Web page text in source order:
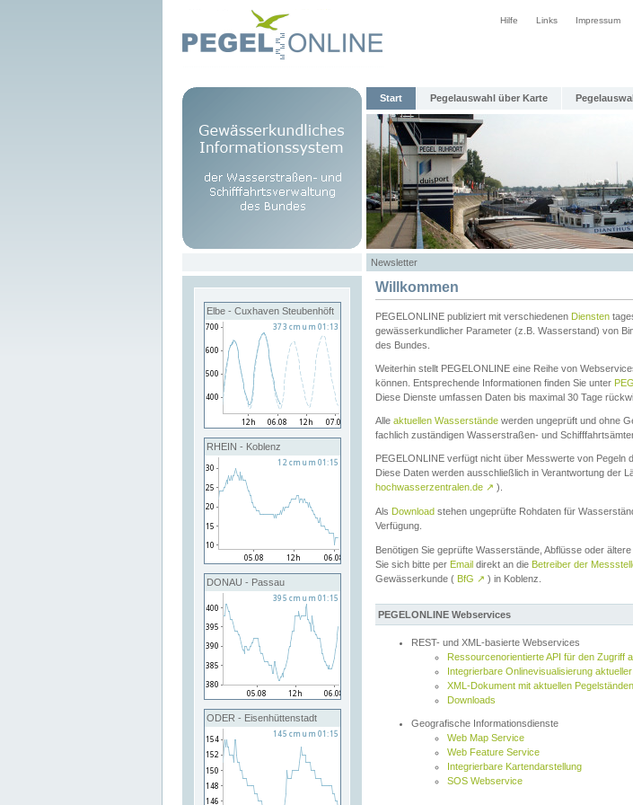
Hilfe Links Impressum
Start Pegelauswahl über Karte
Newsletter
Elbe - Cuxhaven Steubenhöft
RHEIN - Koblenz
DONAU - Passau
ODER - Eisenhüttenstadt
Willkommen
PEGELONLINE publiziert mit verschiedenen Diensten
gewässerkundlicher Parameter (z.B. Wasserstand) von
des Bundes.
Weiterhin stellt PEGELONLINE eine Reihe von
können. Entsprechende Informationen finden Sie unter
Diese Dienste umfassen Daten bis maximal 30 Tage
Alle aktuellen Wasserstände werden ungeprüft und ohne
fachlich zuständigen Wasserstraßen- und
PEGELONLINE verfügt nicht über Messwerte von Pegeln
Diese Daten werden ausschließlich in Verantwortung der
hochwasserzentralen.de ↗ ).
Als Download stehen ungeprüfte Rohdaten für
Verfügung.
Benötigen Sie geprüfte Wasserstände, Abflüsse oder
Sie sich bitte per Email direkt an die Betreiber der
Gewässerkunde ( BfG ↗ ) in Koblenz.
PEGELONLINE Webservices
REST- und XML-basierte Webservices
Ressourcenorientierte API für den Zugriff
Integrierbare Onlinevisualisierung
XML-Dokument mit aktuellen Pegelständen
Downloads
Geografische Informationsdienste
Web Map Service
Web Feature Service
Integrierbare Kartendarstellung
SOS Webservice